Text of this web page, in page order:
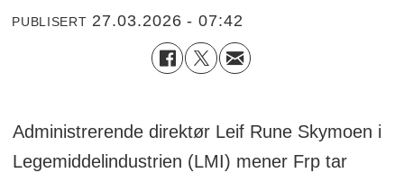
PUBLISERT 27.03.2026 - 07:42
Administrerende direktør Leif Rune Skymoen i
Legemiddelindustrien (LMI) mener Frp tar